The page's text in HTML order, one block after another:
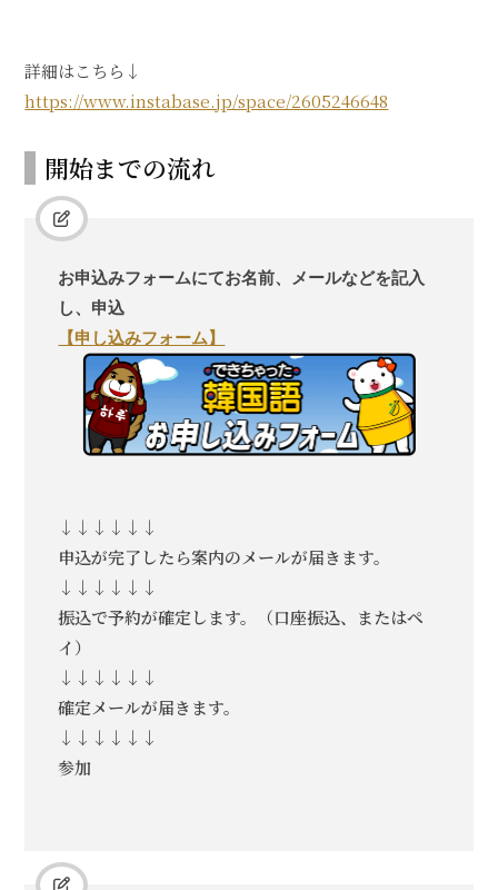
詳細はこちら↓
https://www.instabase.jp/space/2605246648
開始までの流れ
お申込みフォームにてお名前、メールなどを記入
し、申込
【申し込みフォーム】
↓↓↓↓↓↓
申込が完了したら案内のメールが届きます。
↓↓↓↓↓↓
振込で予約が確定します。（口座振込、またはペ
イ）
↓↓↓↓↓↓
確定メールが届きます。
↓↓↓↓↓↓
参加